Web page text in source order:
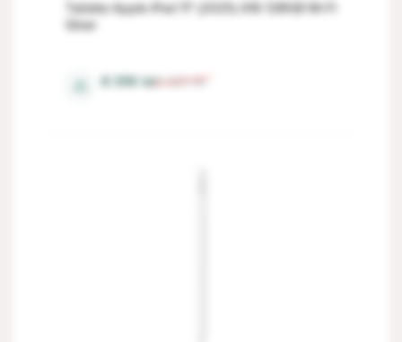
Tableta Apple iPad 11" (2025) A16 128GB Wi-Fi
Silver
6 Gb 9 323
8 399 lei
⚖